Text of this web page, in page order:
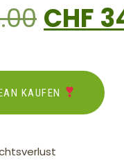
CHF
KAUFEN